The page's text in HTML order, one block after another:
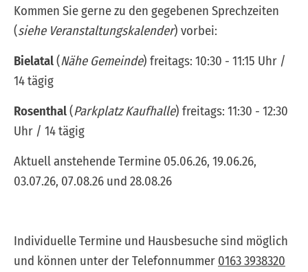
Kommen Sie gerne zu den gegebenen Sprechzeiten
(siehe Veranstaltungskalender) vorbei:
Bielatal(Nähe Gemeinde) freitags: 10:30 - 11:15 Uhr /
14 tägig
Rosenthal(Parkplatz Kaufhalle) freitags: 11:30 - 12:30
Uhr / 14 tägig
Aktuell anstehende Termine 05.06.26, 19.06.26,
03.07.26, 07.08.26 und 28.08.26
Individuelle Termine und Hausbesuche sind möglich
und können unter der Telefonnummer 0163 3938320